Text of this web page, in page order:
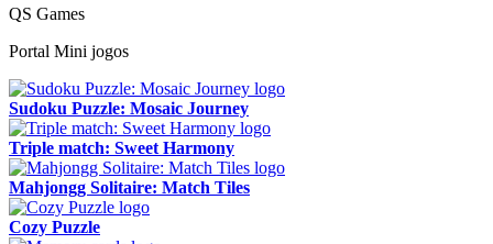
QS Games
Portal Mini jogos
Sudoku Puzzle: Mosaic Journey
Triple match: Sweet Harmony
Mahjongg Solitaire: Match Tiles
Cozy Puzzle